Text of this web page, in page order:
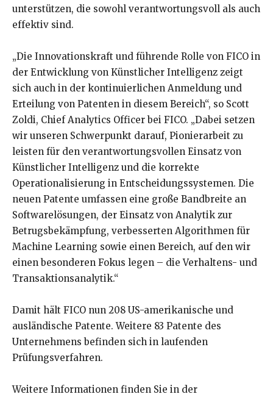
unterstützen, die sowohl verantwortungsvoll als auch
effektiv sind.
„Die Innovationskraft und führende Rolle von FICO in
der Entwicklung von Künstlicher Intelligenz zeigt
sich auch in der kontinuierlichen Anmeldung und
Erteilung von Patenten in diesem Bereich“, so Scott
Zoldi, Chief Analytics Officer bei FICO. „Dabei setzen
wir unseren Schwerpunkt darauf, Pionierarbeit zu
leisten für den verantwortungsvollen Einsatz von
Künstlicher Intelligenz und die korrekte
Operationalisierung in Entscheidungssystemen. Die
neuen Patente umfassen eine große Bandbreite an
Softwarelösungen, der Einsatz von Analytik zur
Betrugsbekämpfung, verbesserten Algorithmen für
Machine Learning sowie einen Bereich, auf den wir
einen besonderen Fokus legen – die Verhaltens- und
Transaktionsanalytik.“
Damit hält FICO nun 208 US-amerikanische und
ausländische Patente. Weitere 83 Patente des
Unternehmens befinden sich in laufenden
Prüfungsverfahren.
Weitere Informationen finden Sie in der